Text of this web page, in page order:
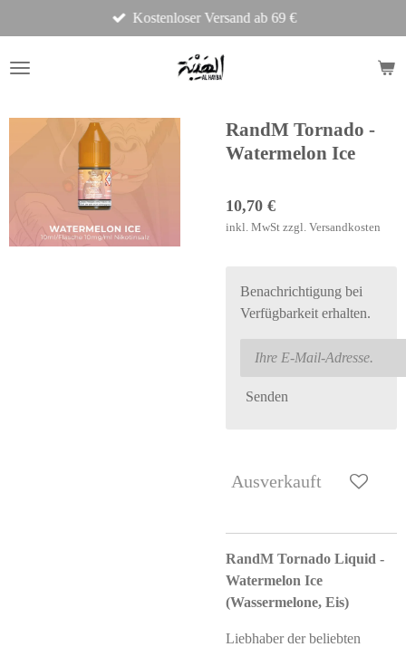
Hauptinhalt
springen
Kostenloser Versand ab 69 €
RandM Tornado -
Watermelon Ice
10,70 €
inkl. MwSt zzgl. Versandkosten
Benachrichtigung bei
Verfügbarkeit erhalten.
Senden
Ausverkauft
RandM Tornado Liquid -
Watermelon Ice
(Wassermelone, Eis)
Liebhaber der beliebten